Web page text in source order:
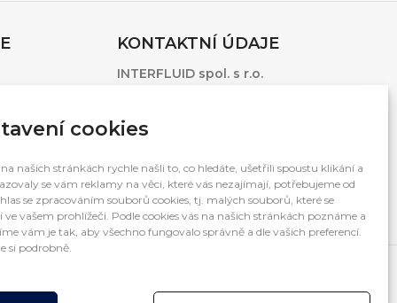
cookies
našich stránkách rychle našli to, co hledáte, ušetřili spoustu klikání a
se vám reklamy na věci, které vás nezajímají, potřebujeme od
se zpracováním souborů cookies, tj. malých souborů, které se
ve vašem prohlížeči. Podle cookies vás na našich stránkách poznáme a
vám je tak, aby všechno fungovalo správně a dle vašich preferencí.
si podrobně.
KONTAKTNÍ ÚDAJE
INTERFLUID spol. s r.o.
Česká Republika
Otevírací doba: 7:00 – 15:30
(po-pá mimo svátky)